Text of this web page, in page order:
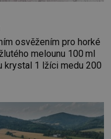
osvěžením pro horké
krystal 1 lžíci medu 200